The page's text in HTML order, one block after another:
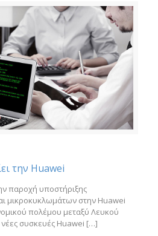
την Huawei
παροχή υποστήριξης
μικροκυκλωμάτων στην Huawei
πολέμου μεταξύ Λευκού
συσκευές Huawei […]